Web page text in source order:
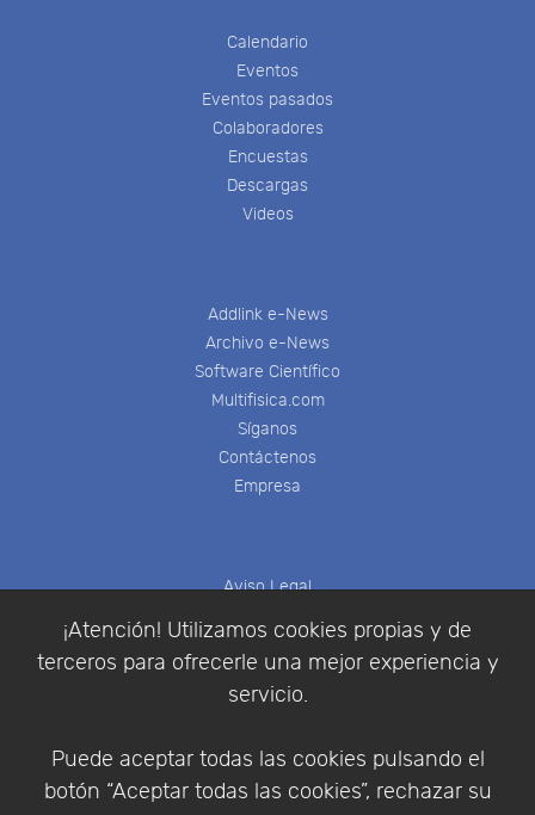
¡Atención! Utilizamos cookies propias y de
terceros para ofrecerle una mejor experiencia y
servicio.
Puede aceptar todas las cookies pulsando el
botón “Aceptar todas las cookies”, rechazar su
Calendario
Eventos
Eventos pasados
Colaboradores
Encuestas
Descargas
Videos
Addlink e-News
Archivo e-News
Software Científico
Multifisica.com
Síganos
Contáctenos
Empresa
Aviso Legal
Política de Privacidad
Condiciones de compra
Identificarse